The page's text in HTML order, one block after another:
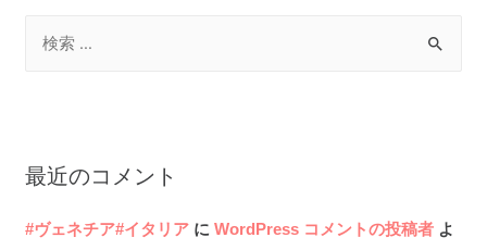
最近のコメント
#ヴェネチア#イタリア にWordPress コメントの投稿者 よ